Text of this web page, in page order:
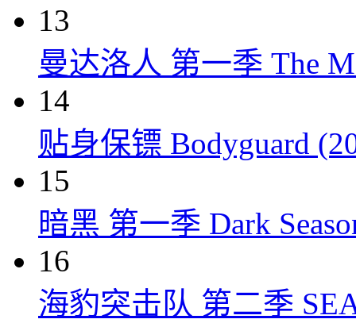
13
曼达洛人 第一季 The
14
贴身保镖 Bodyguard
15
暗黑 第一季 Dark
16
海豹突击队 第二季